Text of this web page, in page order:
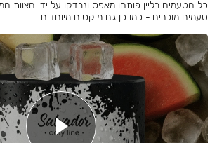
כל הטעמים בליין פותחו מאפס ונבדקו על ידי הצוות
טעמים מוכרים - כמו כן גם מיקסים מיוחדים.